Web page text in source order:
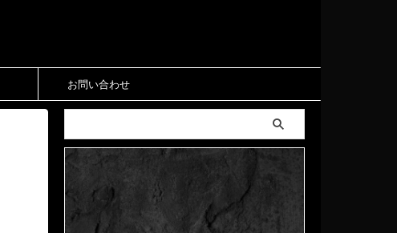
お問い合わせ